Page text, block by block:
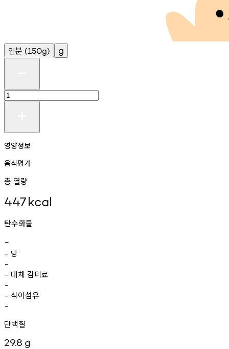
인분 (150g) g
영양정보
음식평가
총 열량
447kcal
탄수화물
-
- 당
-
- 대체 감미료
-
- 식이섬유
-
단백질
29.8 g